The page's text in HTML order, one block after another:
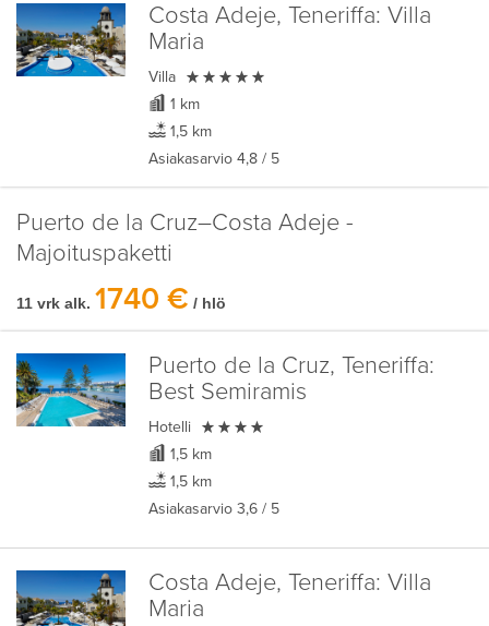
Costa Adeje, Teneriffa: Villa
Maria
Villa 
1 km
1,5 km
Asiakasarvio 4,8 / 5
Puerto de la Cruz–Costa Adeje -
Majoituspaketti
11 vrk alk. 1740 € / hlö
Puerto de la Cruz, Teneriffa:
Best Semiramis
Hotelli 
1,5 km
1,5 km
Asiakasarvio 3,6 / 5
Costa Adeje, Teneriffa: Villa
Maria